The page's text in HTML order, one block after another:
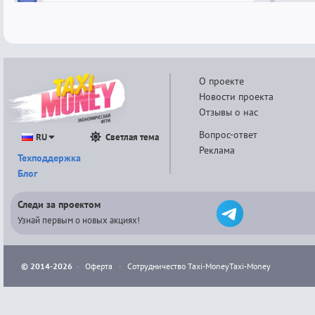
О проекте
Новости проекта
Отзывы о нас
Вопрос-ответ
Реклама
RU Светлая тема
Техподдержка
Блог
Следи за проектом
Узнай первым о новых акциях!
© 2014-2026 · Оферта · Сотрудничество Taxi-MoneyTaxi-Money